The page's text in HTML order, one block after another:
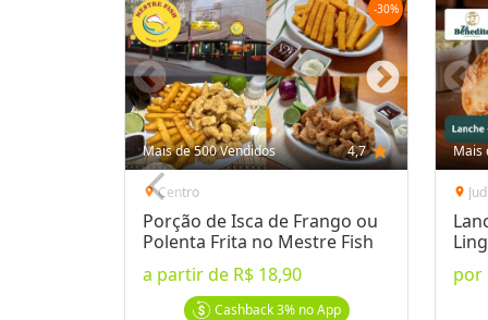
Compartilhe essa Oferta:
Receba as novidades do Cidade Oferta no seu
WhatsApp!
Destaques & Regras
Fraldinha com fritas, no Big Dog Lanches
Conheça essa delícia: fraldinha 450g e
-30%
Mais de 500 Vendidos 4,7 star
location_onCentro
Porção de Isca de Frango ou
Polenta Frita no Mestre Fish
a partir de R$ 18,90
Cashback3%no App
Mais
location_on
por